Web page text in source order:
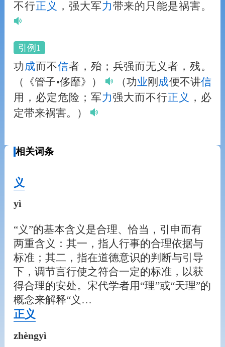
不行正义 ，强大军力带来的只能是祸害。
引例1
功 成而不信者，殆；兵强而无义者，残。
（《管子•侈靡》）
（功业刚 成便不讲信
用，必定危险；军力强大而不行正义
，必
定带来祸害。）
相关词条
义
yì
“义”的基本含义是合理、恰当，引申而有
两重含义：其一，指人行事的合理依据与
标准；其二，指在道德意识的判断与引导
下，调节言行使之符合一定的标准，以获
得合理的安处。宋代学者用“理”或“天理”的
概念来解释“义…
正义
zhèngyì